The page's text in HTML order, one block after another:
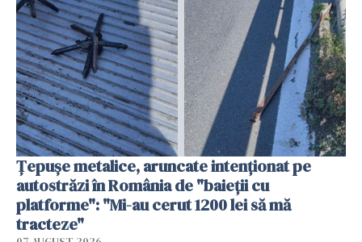
Țepușe metalice, aruncate intenționat pe
autostrăzi în România de "baieții cu
platforme": "Mi-au cerut 1200 lei să mă
tracteze"